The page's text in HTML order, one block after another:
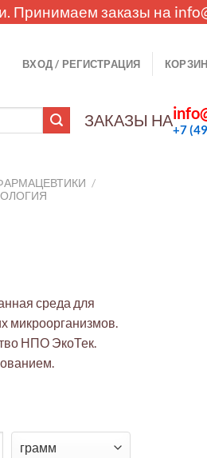
Принимаем заказы на
ВХОД / РЕГИСТРАЦИЯ
ЗАКАЗЫ НА+7
/
среда для
микроорганизмов.
НПО ЭкоТек.